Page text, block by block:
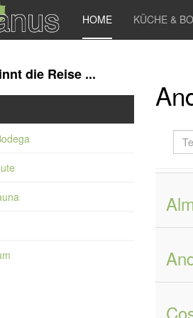
HOME KÜCHE &
Teil
des
die Reise ...